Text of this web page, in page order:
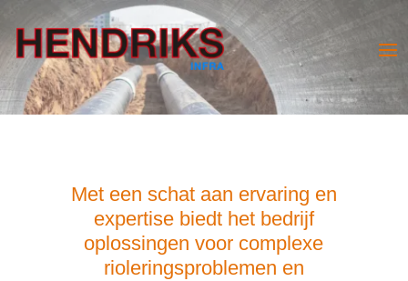
Met een schat aan ervaring en
expertise biedt het bedrijf
oplossingen voor complexe
rioleringsproblemen en